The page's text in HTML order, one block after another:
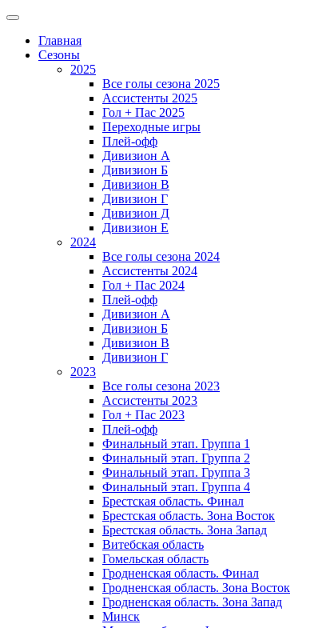
Главная
Сезоны
2025
Все голы сезона 2025
Ассистенты 2025
Гол + Пас 2025
Переходные игры
Плей-офф
Дивизион A
Дивизион Б
Дивизион В
Дивизион Г
Дивизион Д
Дивизион Е
2024
Все голы сезона 2024
Ассистенты 2024
Гол + Пас 2024
Плей-офф
Дивизион A
Дивизион Б
Дивизион В
Дивизион Г
2023
Все голы сезона 2023
Ассистенты 2023
Гол + Пас 2023
Плей-офф
Финальный этап. Группа 1
Финальный этап. Группа 2
Финальный этап. Группа 3
Финальный этап. Группа 4
Брестская область. Финал
Брестская область. Зона Восток
Брестская область. Зона Запад
Витебская область
Гомельская область
Гродненская область. Финал
Гродненская область. Зона Восток
Гродненская область. Зона Запад
Минск